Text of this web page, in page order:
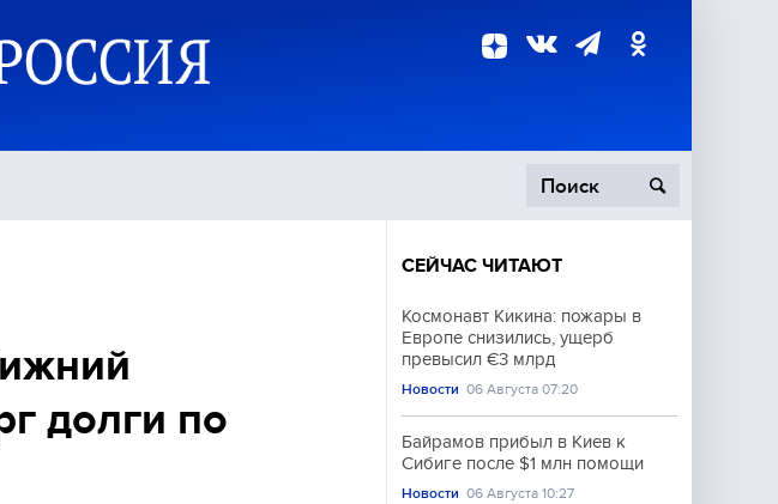
Происшествия
долги по
СЕЙЧАС ЧИТАЮТ
Космонавт Кикина: пожары в
Европе снизились, ущерб
превысил €3 млрд
Новости 06 Августа 07:20
Байрамов прибыл в Киев к
Сибиге после $1 млн помощи
Новости 06 Августа 10:27